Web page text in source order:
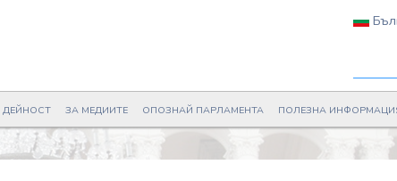
ДЕЙНОСТ ЗА МЕДИИТЕ ОПОЗНАЙ ПАРЛАМЕНТА ПОЛЕЗНА